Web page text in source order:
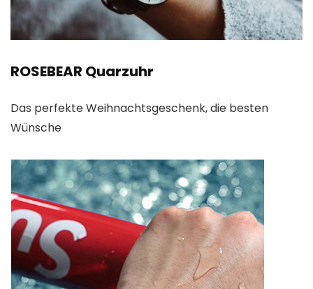
ROSEBEAR Quarzuhr
Das perfekte Weihnachtsgeschenk, die besten
Wünsche